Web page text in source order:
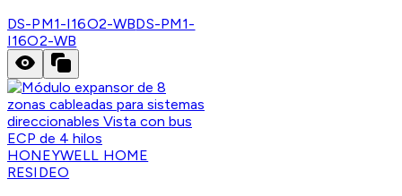
DS-PM1-I16O2-WBDS-PM1-
I16O2-WB
HONEYWELL HOME
RESIDEO